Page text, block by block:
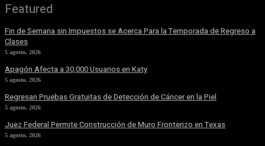
Featured
Fin de Semana sin Impuestos se Acerca Para la Temporada de Regreso a
Clases
5 agosto, 2026
Apagón Afecta a 30,000 Usuarios en Katy
5 agosto, 2026
Regresan Pruebas Gratuitas de Detección de Cáncer en la Piel
5 agosto, 2026
Juez Federal Permite Construcción de Muro Fronterizo en Texas
5 agosto, 2026